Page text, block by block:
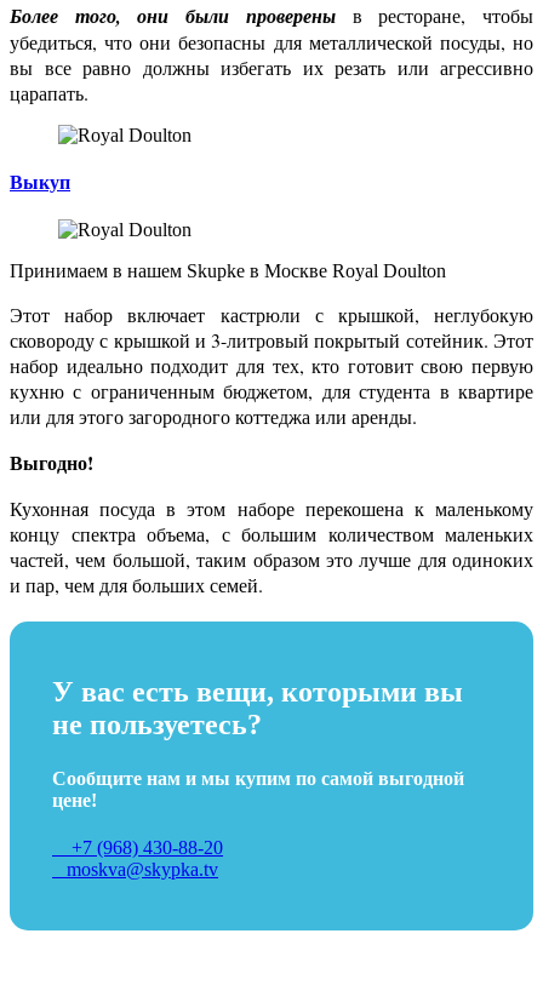
Более того, они были провереныв ресторане, чтобы
убедиться, что они безопасны для металлической посуды, но
вы все равно должны избегать их резать или агрессивно
царапать.
Выкуп
Принимаем в нашем Skupke в Москве Royal Doulton
Этот набор включает кастрюли с крышкой, неглубокую
сковороду с крышкой и 3-литровый покрытый сотейник. Этот
набор идеально подходит для тех, кто готовит свою первую
кухню с ограниченным бюджетом, для студента в квартире
или для этого загородного коттеджа или аренды.
Выгодно!
Кухонная посуда в этом наборе перекошена к маленькому
концу спектра объема, с большим количеством маленьких
частей, чем большой, таким образом это лучше для одиноких
и пар, чем для больших семей.
У вас есть вещи, которыми вы
не пользуетесь?
Сообщите нам и мы купим по самой выгодной
цене!
+7 (968) 430-88-20
moskva@skypka.tv